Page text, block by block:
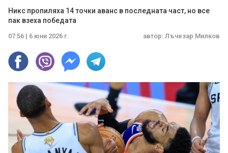
Никс пропиляха 14 точки аванс в последната част, но все
пак взеха победата
07:56 | 6 юни 2026 г. автор: Лъчезар Милков